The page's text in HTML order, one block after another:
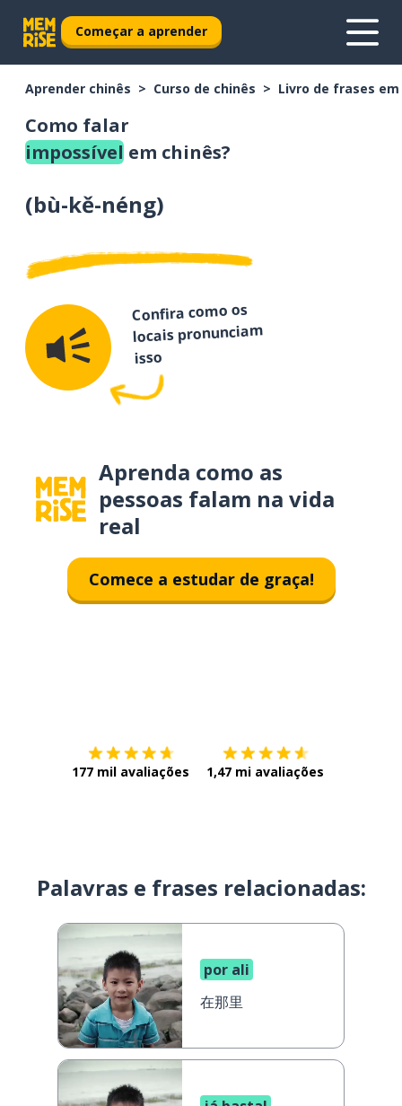
Começar a aprender
Aprender chinês Curso de chinês Livro de frases
Como falar
impossível em chinês?
(bù-kě-néng)
Confira como os
locais pronunciam
isso
Aprenda como as
pessoas falam na vida
real
Comece a estudar de graça!
177 mil avaliações 1,47 mi avaliações
Palavras e frases relacionadas:
por ali
在那里